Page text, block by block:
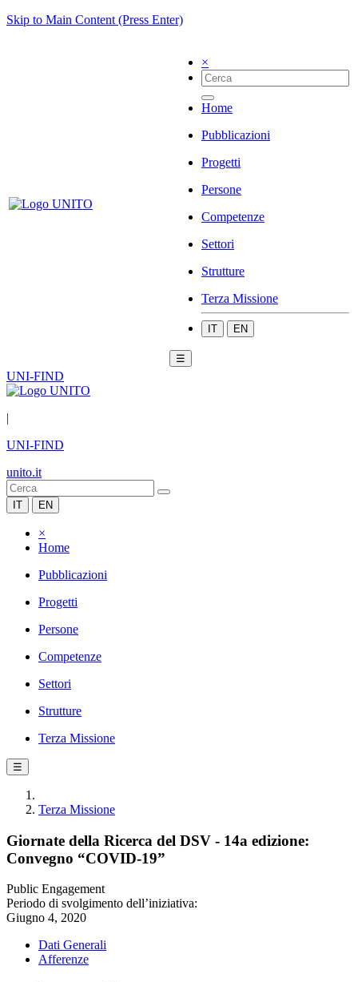
Skip to Main Content (Press Enter)
×
Home
Pubblicazioni
Progetti
Persone
Competenze
Settori
Strutture
Terza Missione
IT EN
☰
UNI-FIND
|
UNI-FIND
unito.it
IT EN
×
Home
Pubblicazioni
Progetti
Persone
Competenze
Settori
Strutture
Terza Missione
☰
Terza Missione
Giornate della Ricerca del DSV - 14a edizione:
Convegno “COVID-19”
Public Engagement
Periodo di svolgimento dell’iniziativa:
Giugno 4, 2020
Dati Generali
Afferenze